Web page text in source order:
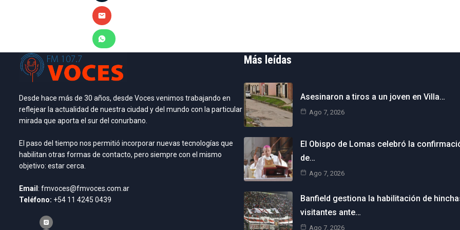
Desde hace más de 30 años, desde Voces venimos trabajando en
reflejear la actualidad de nuestra ciudad y del mundo con la particular
mirada que aporta el sur del conurbano.
El paso del tiempo nos permitió incorporar nuevas tecnologías que
habilitan otras formas de contacto, pero siempre con el mismo
objetivo: estar cerca.
Email: fmvoces@fmvoces.com.ar
Teléfono: +54 11 4245 0439
Más leídas
Asesinaron a tiros a un joven en Villa…
Ago 7, 2026
El Obispo de Lomas celebró la
de…
Ago 7, 2026
Banfield gestiona la habilitación de
visitantes ante…
Ago 7, 2026